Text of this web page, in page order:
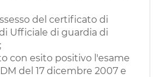
del certificato di
Ufficiale di guardia di
con esito positivo l'esame
del 17 dicembre 2007 e